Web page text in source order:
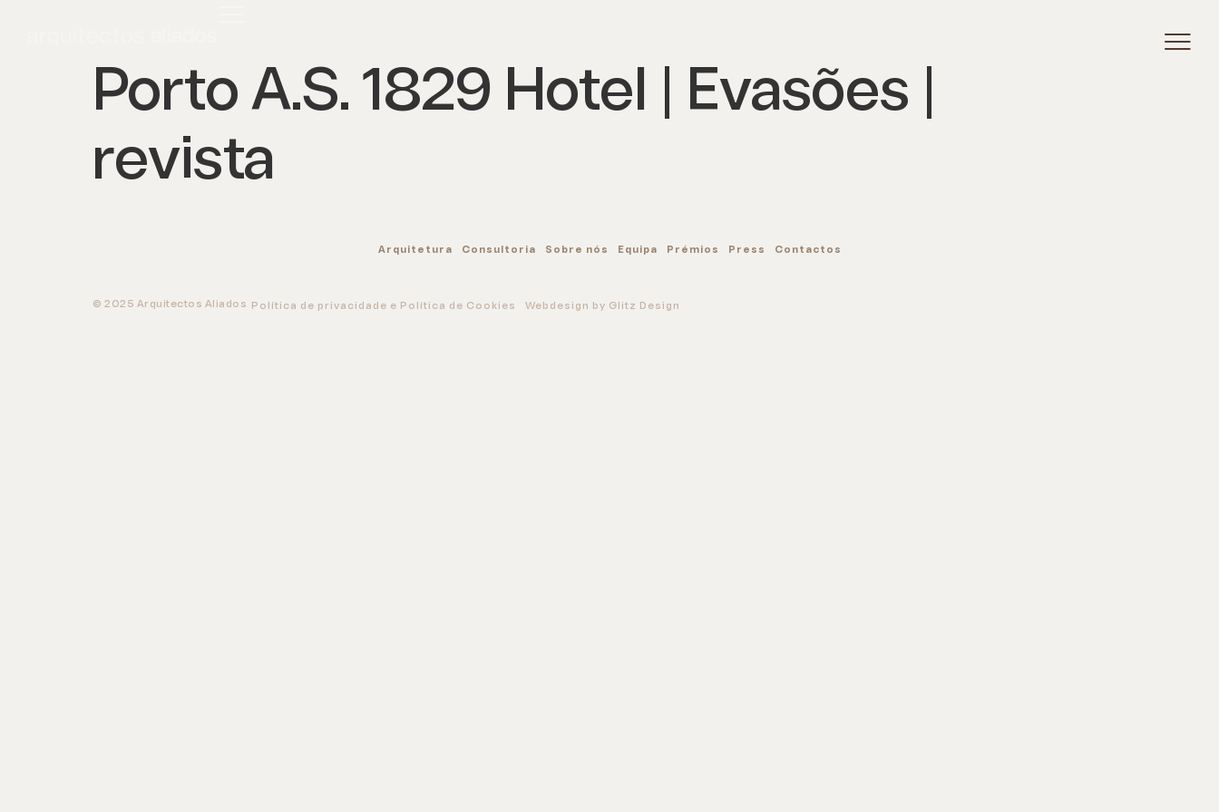
Porto A.S. 1829 Hotel | Evasões |
revista
Arquitetura Consultoria Sobre nós Equipa Prémios Press Contactos
© 2025 Arquitectos Aliados Política de privacidade e Política de Cookies Webdesign by Glitz Design